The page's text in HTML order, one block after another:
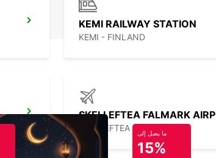
KEMI RAILWAY STATION
KEMI - FINLAND
SKELLEFTEA - SWEDEN
ما يصل إلى
15%